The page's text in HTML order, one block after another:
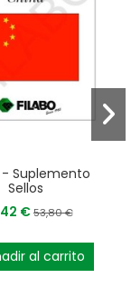
Suplemento
Sellos
€53,80 €
al carrito